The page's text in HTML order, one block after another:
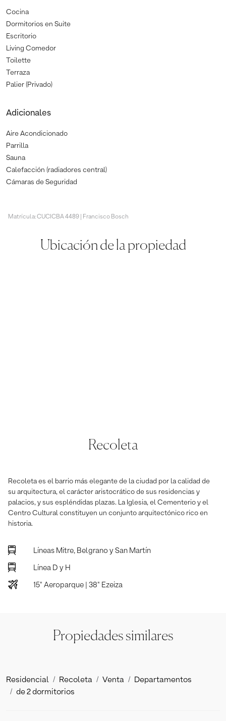
Cocina
Dormitorios en Suite
Escritorio
Living Comedor
Toilette
Terraza
Palier (Privado)
Adicionales
Aire Acondicionado
Parrilla
Sauna
Calefacción (radiadores central)
Cámaras de Seguridad
Matrícula: CUCICBA 4489 | Francisco Bosch
Ubicación de la propiedad
Recoleta
Recoleta es el barrio más elegante de la ciudad por la calidad de
su arquitectura, el carácter aristocrático de sus residencias y
palacios, y sus espléndidas plazas. La Iglesia, el Cementerio y el
Centro Cultural constituyen un conjunto arquitectónico rico en
historia.
Líneas Mitre, Belgrano y San Martín
Línea D y H
15" Aeroparque | 38" Ezeiza
Propiedades similares
Residencial Recoleta Venta
Departamentos
de 2 dormitorios